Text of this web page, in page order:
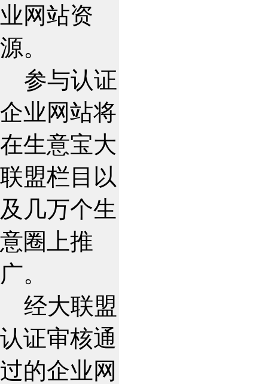
业网站资
源。
参与认证
企业网站将
在生意宝大
联盟栏目以
及几万个生
意圈上推
广。
经大联盟
认证审核通
过的企业网